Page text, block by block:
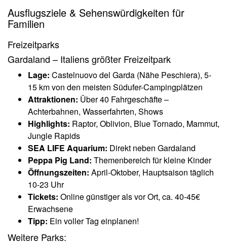
Ausflugsziele & Sehenswürdigkeiten für
Familien
Freizeitparks
Gardaland – Italiens größter Freizeitpark
Lage: Castelnuovo del Garda (Nähe Peschiera), 5-
15 km von den meisten Südufer-Campingplätzen
Attraktionen: Über 40 Fahrgeschäfte –
Achterbahnen, Wasserfahrten, Shows
Highlights: Raptor, Oblivion, Blue Tornado, Mammut,
Jungle Rapids
SEA LIFE Aquarium: Direkt neben Gardaland
Peppa Pig Land: Themenbereich für kleine Kinder
Öffnungszeiten: April-Oktober, Hauptsaison täglich
10-23 Uhr
Tickets: Online günstiger als vor Ort, ca. 40-45€
Erwachsene
Tipp: Ein voller Tag einplanen!
Weitere Parks: